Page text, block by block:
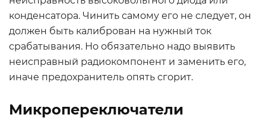
конденсатора. Чинить самому его не следует, он
должен быть калиброван на нужный ток
срабатывания. Но обязательно надо выявить
неисправный радиокомпонент и заменить его,
иначе предохранитель опять сгорит.
Микропереключатели